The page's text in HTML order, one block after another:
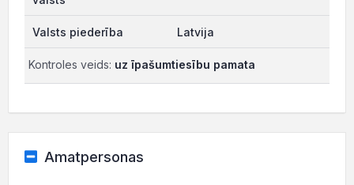
Latvija
Kontroles veids: uz īpašumtiesību pamata
Amatpersonas